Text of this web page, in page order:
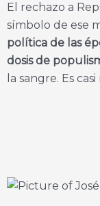
El rechazo a
símbolo de ese
política de las
dosis de
la sangre. Es